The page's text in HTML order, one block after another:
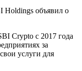
Holdings объявил о
Crypto с 2017 года
за
услуги для